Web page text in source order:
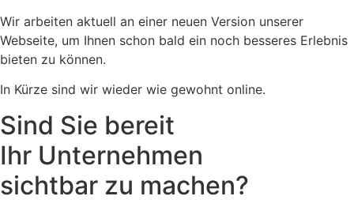
Wir arbeiten aktuell an einer neuen Version unserer
Webseite, um Ihnen schon bald ein noch besseres Erlebnis
bieten zu können.
In Kürze sind wir wieder wie gewohnt online.
Sind Sie bereit
Ihr Unternehmen
sichtbar zu machen?